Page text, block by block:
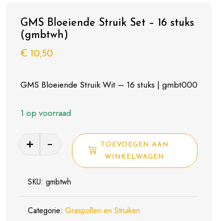
GMS Bloeiende Struik Set – 16 stuks
(gmbtwh)
€ 10,50
GMS Bloeiende Struik Wit – 16 stuks | gmbt000
1 op voorraad
GMS
Bloeiende
Set
–
16
TOEVOEGEN AAN
WINKELWAGEN
SKU: gmbtwh
Categorie: Graspollen en Struiken